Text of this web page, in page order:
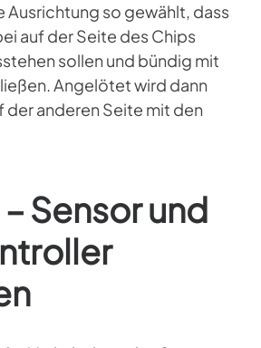
Ausrichtung so gewählt, dass
auf der Seite des Chips
sollen und bündig mit
Angelötet wird dann
anderen Seite mit den
Sensor und